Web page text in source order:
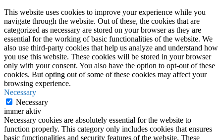
This website uses cookies to improve your experience while you
navigate through the website. Out of these, the cookies that are
categorized as necessary are stored on your browser as they are
essential for the working of basic functionalities of the website. We
also use third-party cookies that help us analyze and understand how
you use this website. These cookies will be stored in your browser
only with your consent. You also have the option to opt-out of these
cookies. But opting out of some of these cookies may affect your
browsing experience.
Necessary
Necessary
immer aktiv
Necessary cookies are absolutely essential for the website to
function properly. This category only includes cookies that ensures
basic functionalities and security features of the website. These